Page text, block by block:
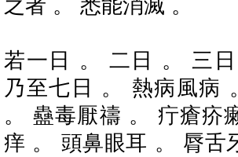
之者 。 悉能消滅 。
若一日 。 二日 。 三日
乃至七日 。 熱病風病
。 蠱毒厭禱 。 疔瘡疥
痒 。 頭鼻眼耳 。 脣舌